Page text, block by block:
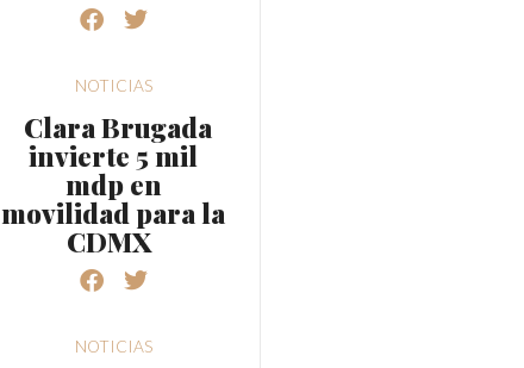
NOTICIAS
Clara Brugada
invierte 5 mil
mdp en
movilidad para la
CDMX
NOTICIAS